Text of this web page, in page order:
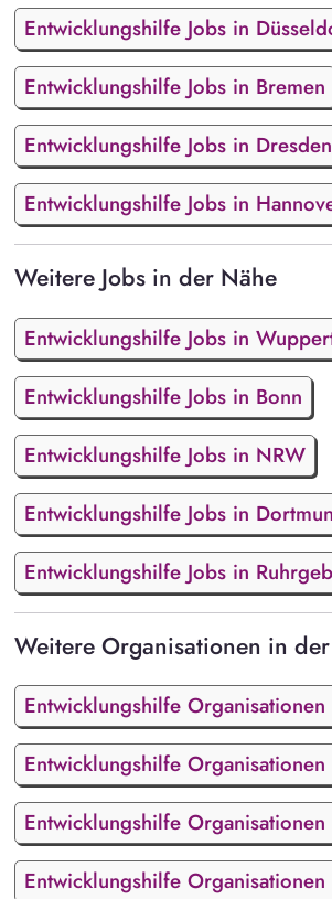
Entwicklungshilfe Jobs in
Entwicklungshilfe Jobs in Bremen
Entwicklungshilfe Jobs in Dresden
Entwicklungshilfe Jobs in
Weitere Jobs in der Nähe
Entwicklungshilfe Jobs in
Entwicklungshilfe Jobs in Bonn
Entwicklungshilfe Jobs in NRW
Entwicklungshilfe Jobs in
Entwicklungshilfe Jobs in
Weitere Organisationen in
Entwicklungshilfe
Entwicklungshilfe
Entwicklungshilfe
Entwicklungshilfe